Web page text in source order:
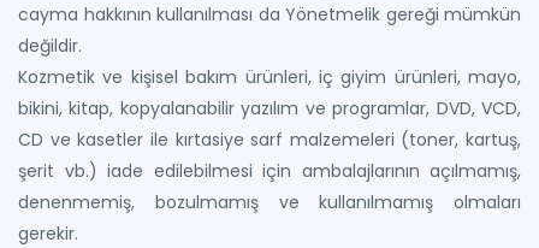
cayma hakkının kullanılması da Yönetmelik gereği mümkün
değildir.
Kozmetik ve kişisel bakım ürünleri, iç giyim ürünleri, mayo,
bikini, kitap, kopyalanabilir yazılım ve programlar, DVD, VCD,
CD ve kasetler ile kırtasiye sarf malzemeleri (toner, kartuş,
şerit vb.) iade edilebilmesi için ambalajlarının açılmamış,
denenmemiş, bozulmamış ve kullanılmamış olmaları
gerekir.